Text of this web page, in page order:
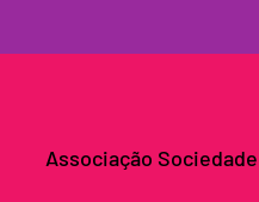
Associação